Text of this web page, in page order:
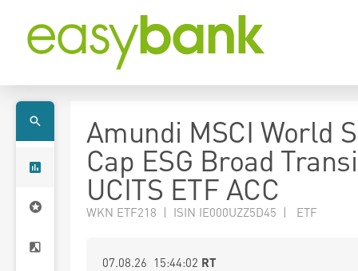
Amundi MSCI World
Cap ESG Broad
UCITS ETF ACC
WKN ETF218 | ISIN IE000UZZ5D45 | ETF
07.08.26 15:44:02 RT